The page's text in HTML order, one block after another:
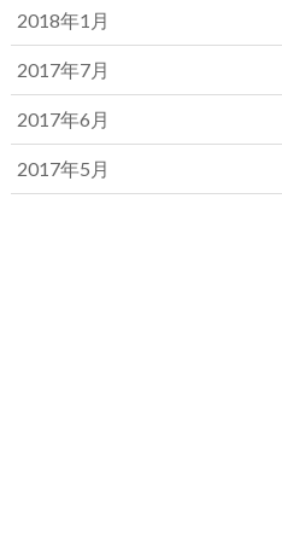
2018年1月
2017年7月
2017年6月
2017年5月